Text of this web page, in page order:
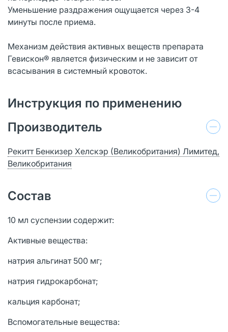
Уменьшение раздражения ощущается через 3-4
минуты после приема.
Механизм действия активных веществ препарата
Гевискон® является физическим и не зависит от
всасывания в системный кровоток.
Инструкция по применению
Производитель
Рекитт Бенкизер Хелскэр (Великобритания) Лимитед,
Великобритания
Состав
10 мл суспензии содержит:
Активные вещества:
натрия альгинат 500 мг;
натрия гидрокарбонат;
кальция карбонат;
Вспомогательные вещества: